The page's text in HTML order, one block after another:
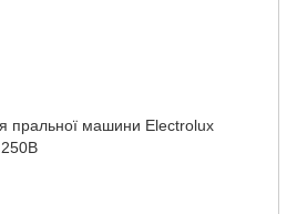
пральної машини Electrolux